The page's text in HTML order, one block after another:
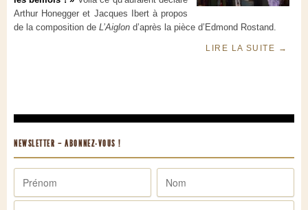
Arthur Honegger et Jacques Ibert à propos
de la composition de L’Aiglon d’après la pièce d’Edmond Rostand.
LIRE LA SUITE →
NEWSLETTER – ABONNEZ-VOUS !